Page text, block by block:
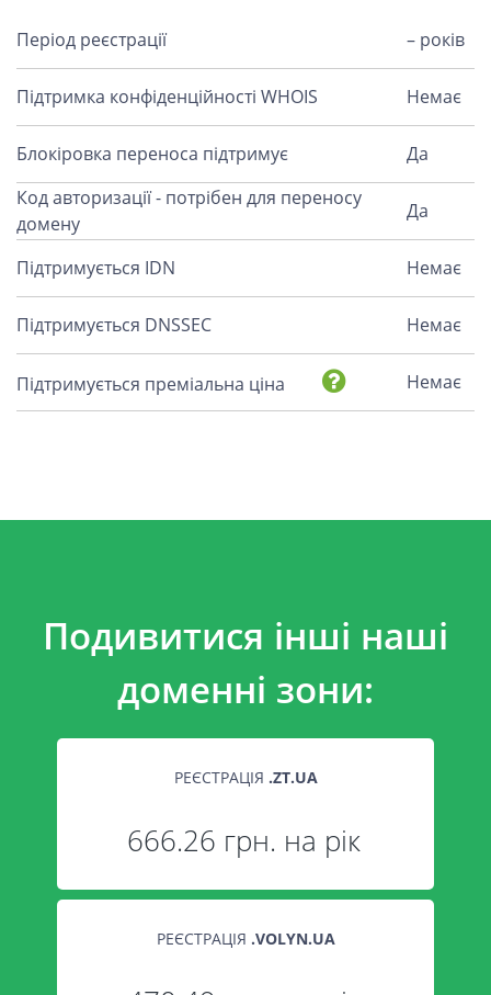
Період реєстрації – років
Підтримка конфіденційності WHOIS Немає
Блокіровка переноса підтримує
Да
Код авторизації - потрібен для переносу
домену
Да
Підтримується IDN Немає
Підтримується DNSSEC Немає
Підтримується преміальна ціна Немає
Подивитися інші наші
доменні зони:
РЕЄСТРАЦІЯ .ZT.UA
666.26 грн. на рік
РЕЄСТРАЦІЯ .VOLYN.UA